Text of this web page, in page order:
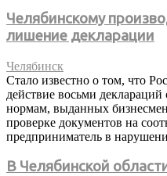
Челябинскому
лишение декларации
Челябинск
Стало известно о том, что
действие восьми
нормам, выданных
проверке документов на
предприниматель в
В Челябинской